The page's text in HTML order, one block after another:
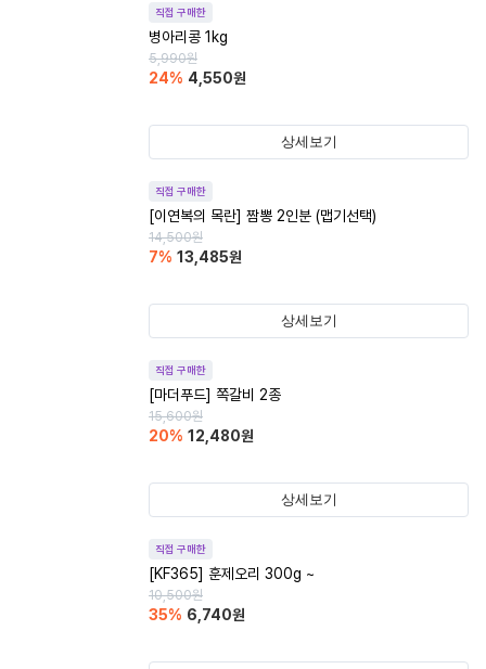
직접 구매한
병아리콩 1kg
5,990원
24% 4,550원
상세보기
직접 구매한
[이연복의 목란] 짬뽕 2인분 (맵기선택)
14,500원
7% 13,485원
상세보기
직접 구매한
[마더푸드] 쪽갈비 2종
15,600원
20% 12,480원
상세보기
직접 구매한
[KF365] 훈제오리 300g ~
10,500원
35% 6,740원